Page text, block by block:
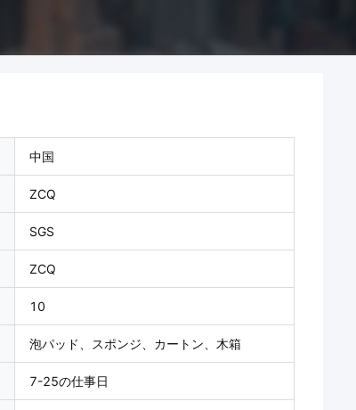
中国
ZCQ
SGS
ZCQ
10
泡パッド、スポンジ、カートン、木箱
7-25の仕事日